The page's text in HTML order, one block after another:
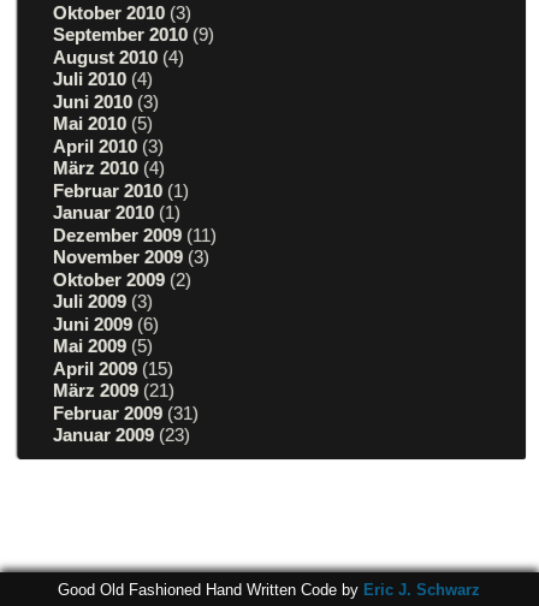
Oktober 2010 (3)
September 2010 (9)
August 2010 (4)
Juli 2010 (4)
Juni 2010 (3)
Mai 2010 (5)
April 2010 (3)
März 2010 (4)
Februar 2010 (1)
Januar 2010 (1)
Dezember 2009 (11)
November 2009 (3)
Oktober 2009 (2)
Juli 2009 (3)
Juni 2009 (6)
Mai 2009 (5)
April 2009 (15)
März 2009 (21)
Februar 2009 (31)
Januar 2009 (23)
Good Old Fashioned Hand Written Code by Eric J. Schwarz